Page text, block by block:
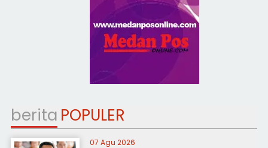
berita POPULER
07 Agu 2026